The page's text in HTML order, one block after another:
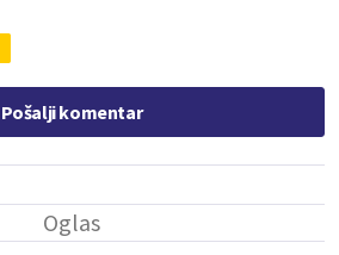
Pošalji komentar